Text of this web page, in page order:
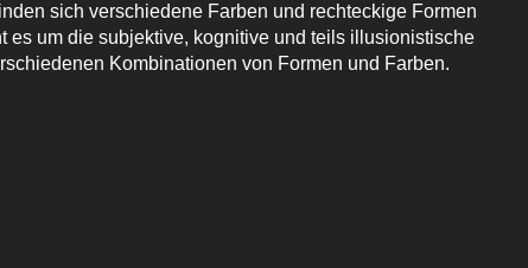
sich verschiedene Farben und rechteckige Formen
es um die subjektive, kognitive und teils illusionistische
Kombinationen von Formen und Farben.